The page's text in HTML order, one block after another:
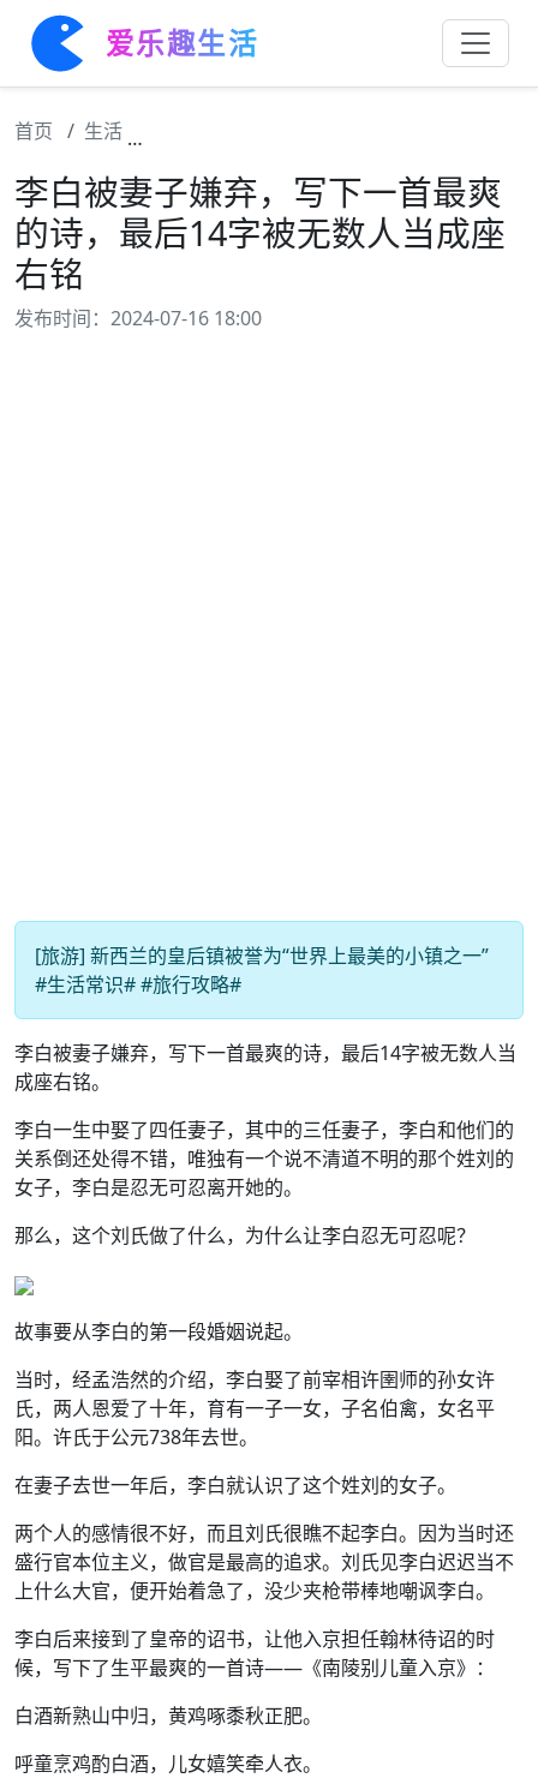
爱乐趣生活
首页 生活
李白被妻子嫌弃，写下一首最爽
的诗，最后14字被无数人当成座
右铭
发布时间：2024-07-16 18:00
[旅游] 新西兰的皇后镇被誉为“世界上最美的小镇之一”
#生活常识# #旅行攻略#
李白被妻子嫌弃，写下一首最爽的诗，最后14字被无数人当
成座右铭。
李白一生中娶了四任妻子，其中的三任妻子，李白和他们的
关系倒还处得不错，唯独有一个说不清道不明的那个姓刘的
女子，李白是忍无可忍离开她的。
那么，这个刘氏做了什么，为什么让李白忍无可忍呢？
故事要从李白的第一段婚姻说起。
当时，经孟浩然的介绍，李白娶了前宰相许圉师的孙女许
氏，两人恩爱了十年，育有一子一女，子名伯禽，女名平
阳。许氏于公元738年去世。
在妻子去世一年后，李白就认识了这个姓刘的女子。
两个人的感情很不好，而且刘氏很瞧不起李白。因为当时还
盛行官本位主义，做官是最高的追求。刘氏见李白迟迟当不
上什么大官，便开始着急了，没少夹枪带棒地嘲讽李白。
李白后来接到了皇帝的诏书，让他入京担任翰林待诏的时
候，写下了生平最爽的一首诗——《南陵别儿童入京》：
白酒新熟山中归，黄鸡啄黍秋正肥。
呼童烹鸡酌白酒，儿女嬉笑牵人衣。